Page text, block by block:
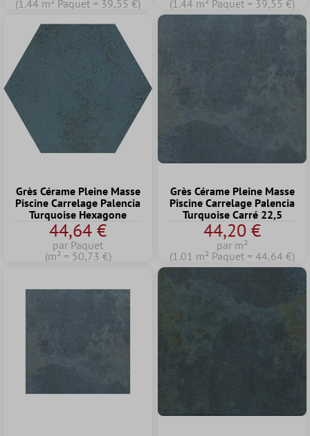
(1.44 m² Paquet = 39,55 €)
(1.44 m² Paquet = 39,55 €)
Grès Cérame Pleine Masse
Piscine Carrelage Palencia
Turquoise Hexagone
44,64 €
par Paquet
(m² = 50,73 €)
Grès Cérame Pleine Masse
Piscine Carrelage Palencia
Turquoise Carré 22,5
44,20 €
par m²
(1.01 m² Paquet = 44,64 €)